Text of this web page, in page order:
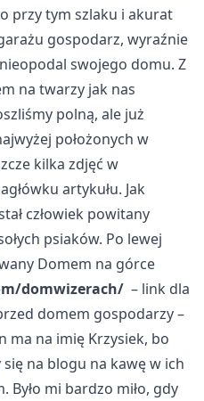
przy tym szlaku i akurat
gospodarz, wyraźnie
swojego domu. Z
na twarzy jak nas
polną, ale już
położonych w
kilka zdjęć w
artykułu. Jak
człowiek powitany
psiaków. Po lewej
Domem na górce
domwizerach/ – link dla
domem gospodarzy –
ma na imię Krzysiek, bo
na blogu na kawę w ich
mi bardzo miło, gdy